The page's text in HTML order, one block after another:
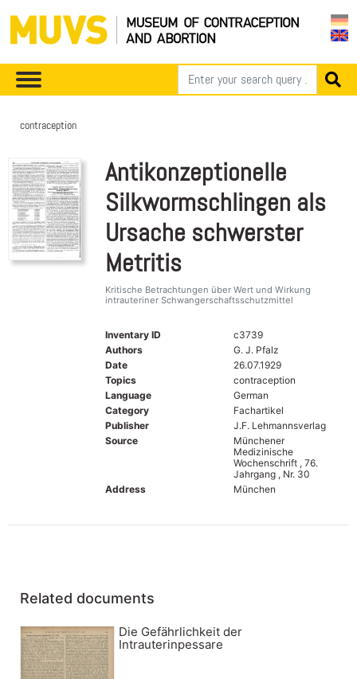
contraception
Antikonzeptionelle
Silkwormschlingen als
Ursache schwerster
Metritis
Kritische Betrachtungen über Wert und Wirkung
intrauteriner Schwangerschaftsschutzmittel
Inventary ID
c3739
Authors
G. J. Pfalz
Date
26.07.1929
Topics
contraception
Language
German
Category
Fachartikel
Publisher
J.F. Lehmannsverlag
Source
Münchener
Medizinische
Wochenschrift , 76.
Jahrgang , Nr. 30
Address
München
Related documents
Die Gefährlichkeit der
Intrauterinpessare